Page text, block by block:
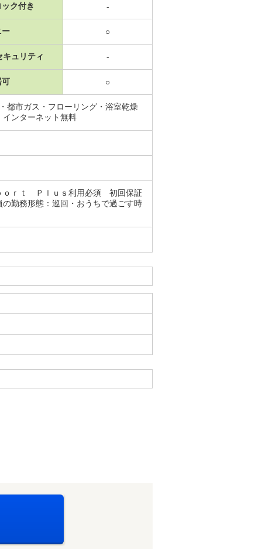
ク付き -
ー ○
キュリティ -
可 ○
都市ガス・フローリング・浴室乾燥
ンターネット無料
ｏｒｔ Ｐｌｕｓ利用必須 初回保証
勤務形態：巡回・おうちで過ごす時